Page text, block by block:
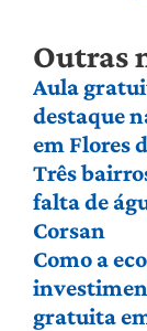
Outras
Aula
destaque
em Flores
Três
falta de
Corsan
Como a
gratuita